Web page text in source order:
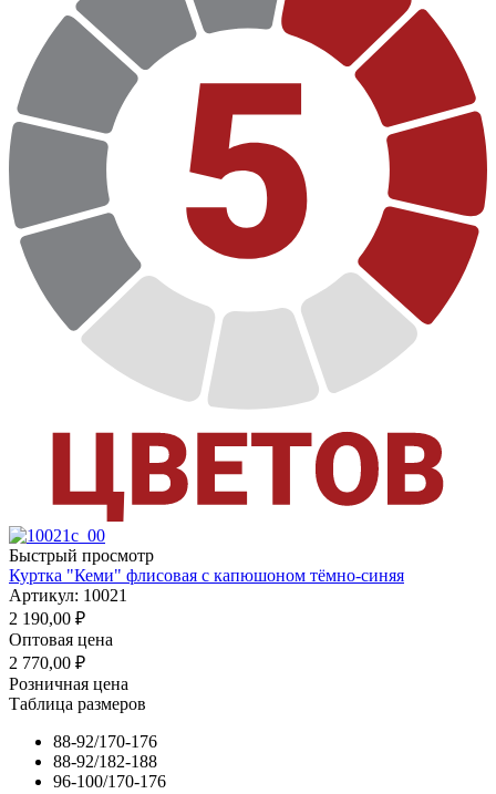
Быстрый просмотр
Куртка "Кеми" флисовая с капюшоном тёмно-синяя
Артикул: 10021
2 190,00 ₽
Оптовая цена
2 770,00 ₽
Розничная цена
Таблица размеров
88-92/170-176
88-92/182-188
96-100/170-176